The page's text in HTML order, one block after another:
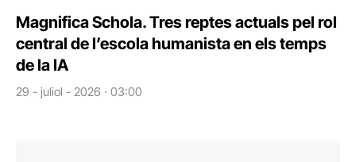
Magnifica Schola. Tres reptes actuals pel rol
central de l’escola humanista en els temps
de la IA
29 - juliol - 2026 · 03:00